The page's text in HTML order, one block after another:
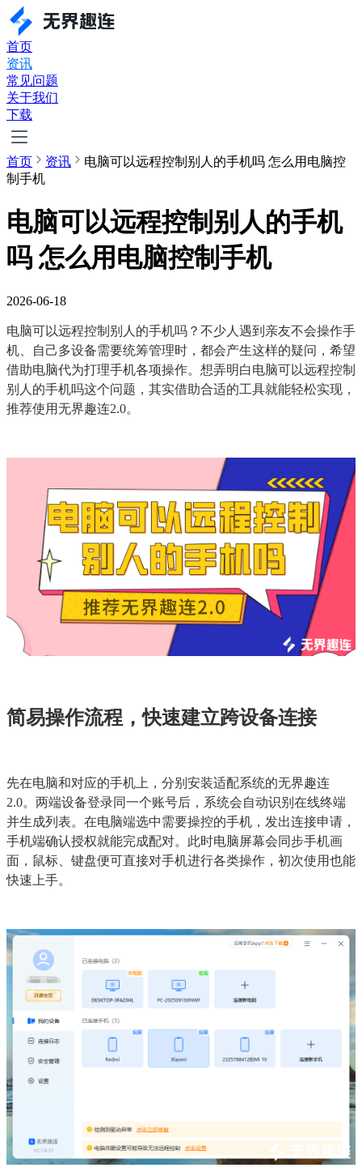
首页
资讯
常见问题
关于我们
下载
首页 资讯
电脑可以远程控制别人的手机吗 怎么用电脑控
制手机
电脑可以远程控制别人的手机
吗 怎么用电脑控制手机
2026-06-18
电脑可以远程控制别人的手机吗？不少人遇到亲友不会操作手
机、自己多设备需要统筹管理时，都会产生这样的疑问，希望
借助电脑代为打理手机各项操作。想弄明白电脑可以远程控制
别人的手机吗这个问题，其实借助合适的工具就能轻松实现，
推荐使用无界趣连2.0。
简易操作流程，快速建立跨设备连接
先在电脑和对应的手机上，分别安装适配系统的无界趣连
2.0。两端设备登录同一个账号后，系统会自动识别在线终端
并生成列表。在电脑端选中需要操控的手机，发出连接申请，
手机端确认授权就能完成配对。此时电脑屏幕会同步手机画
面，鼠标、键盘便可直接对手机进行各类操作，初次使用也能
快速上手。